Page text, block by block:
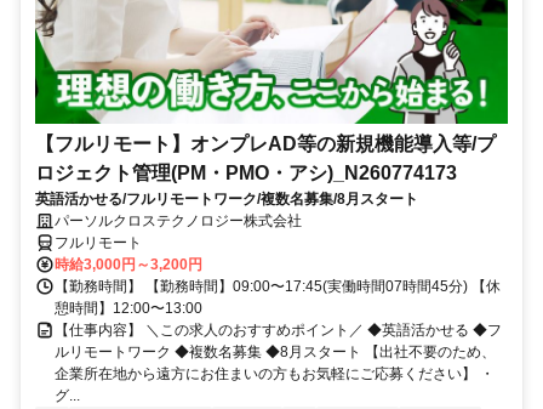
【フルリモート】オンプレAD等の新規機能導入等/プ
ロジェクト管理(PM・PMO・アシ)_N260774173
英語活かせる/フルリモートワーク/複数名募集/8月スタート
パーソルクロステクノロジー株式会社
フルリモート
時給3,000円～3,200円
【勤務時間】 【勤務時間】09:00〜17:45(実働時間07時間45分) 【休
憩時間】12:00〜13:00
【仕事内容】 ＼この求人のおすすめポイント／ ◆英語活かせる ◆フ
ルリモートワーク ◆複数名募集 ◆8月スタート 【出社不要のため、
企業所在地から遠方にお住まいの方もお気軽にご応募ください】 ・
グ...